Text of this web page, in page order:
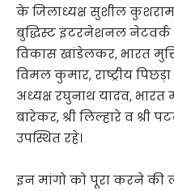
के जिलाध्यक्ष सुशील
बुद्धिस्ट इंटरनेशनल नेटवर्क
विकास खांडेलकर, भारत
विमल कुमार, राष्ट्रीय
अध्यक्ष रघुनाथ यादव, भारत
बारेकर, श्री लिल्हारे व
उपस्थित रहे।
इन मांगो को पूरा करने की